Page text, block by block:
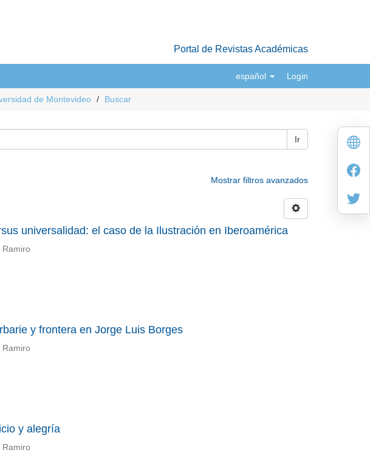
Portal de Revistas Académicas
español Login
de Montevideo Buscar
Ir
Mostrar filtros avanzados
universalidad: el caso de la Ilustración en Iberoamérica
Ramiro
y frontera en Jorge Luis Borges
Ramiro
y alegría
Ramiro